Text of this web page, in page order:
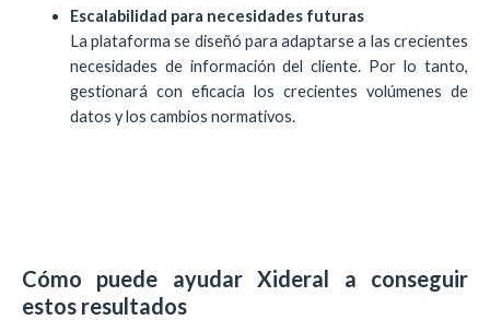
Escalabilidad para necesidades futuras
La plataforma se diseñó para adaptarse a las crecientes
necesidades de información del cliente. Por lo tanto,
gestionará con eficacia los crecientes volúmenes de
datos y los cambios normativos.
Cómo puede ayudar Xideral a conseguir
estos resultados